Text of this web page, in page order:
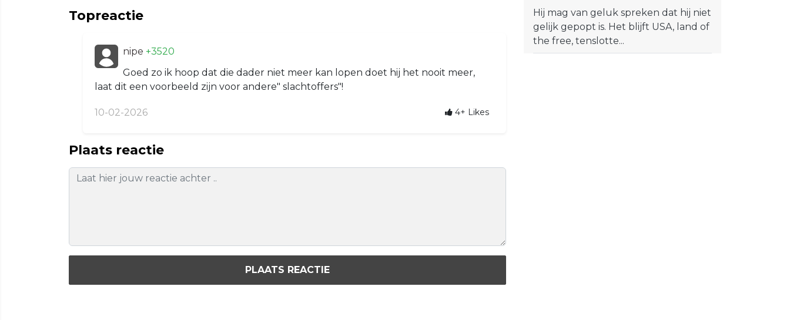
Topreactie
nipe +3520
Goed zo ik hoop dat die dader niet meer kan lopen doet hij het nooit meer,
laat dit een voorbeeld zijn voor andere" slachtoffers"!
10-02-2026 4+ Likes
Plaats reactie
PLAATS REACTIE
Hij mag van geluk spreken dat hij niet
gelijk gepopt is. Het blijft USA, land of
the free, tenslotte...